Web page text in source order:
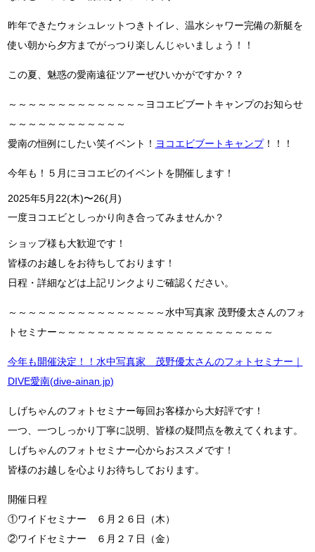
昨年できたウォシュレットつきトイレ、温水シャワー完備の新艇を
使い朝から夕方までがっつり楽しんじゃいましょう！！
この夏、魅惑の愛南遠征ツアーぜひいかがですか？？
～～～～～～～～～～～～～～ヨコエビブートキャンプのお知らせ
～～～～～～～～～～～～
愛南の恒例にしたい笑イベント！ ヨコエビブートキャンプ！！！
今年も！５月にヨコエビのイベントを開催します！
2025年5月22(木)〜26(月)
一度ヨコエビとしっかり向き合ってみませんか？
ショップ様も大歓迎です！
皆様のお越しをお待ちしております！
日程・詳細などは上記リンクよりご確認ください。
～～～～～～～～～～～～～～～～水中写真家 茂野優太さんのフォ
トセミナー～～～～～～～～～～～～～～～～～～～～～～
今年も開催決定！！水中写真家 茂野優太さんのフォトセミナー｜
DIVE愛南(dive-ainan.jp)
しげちゃんのフォトセミナー毎回お客様から大好評です！
一つ、一つしっかり丁寧に説明、皆様の疑問点を教えてくれます。
しげちゃんのフォトセミナー心からおススメです！
皆様のお越しを心よりお待ちしております。
開催日程
①ワイドセミナー ６月２６日（木）
②ワイドセミナー ６月２７日（金）